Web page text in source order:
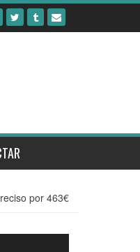
por 463€